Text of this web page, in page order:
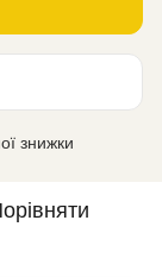
знижки